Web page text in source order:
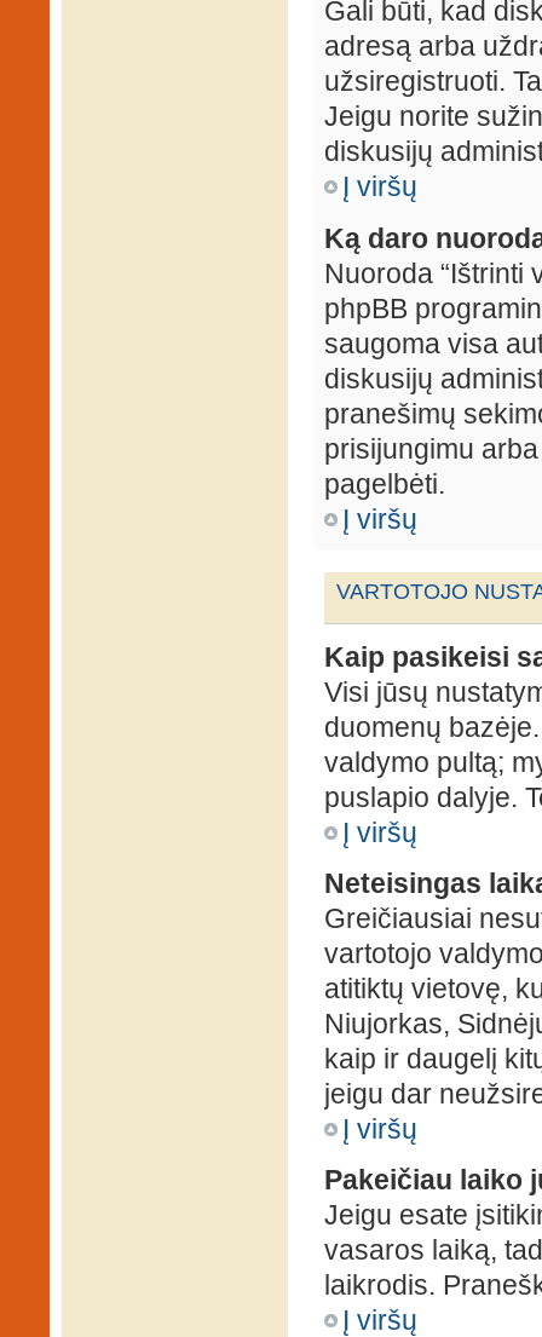
Gali būti, kad
adresą arba
užsiregistruoti.
Jeigu norite
diskusijų
Į viršų
Ką daro
Nuoroda “Ištrinti
phpBB
saugoma visa
diskusijų
pranešimų
prisijungimu
pagelbėti.
Į viršų
VARTOTOJO
Kaip pasikeisi
Visi jūsų
duomenų
valdymo pultą;
puslapio dalyje.
Į viršų
Neteisingas
Greičiausiai
vartotojo
atitiktų vietovę,
Niujorkas,
kaip ir daugelį
jeigu dar
Į viršų
Pakeičiau laiko
Jeigu esate
vasaros laiką,
laikrodis.
Į viršų